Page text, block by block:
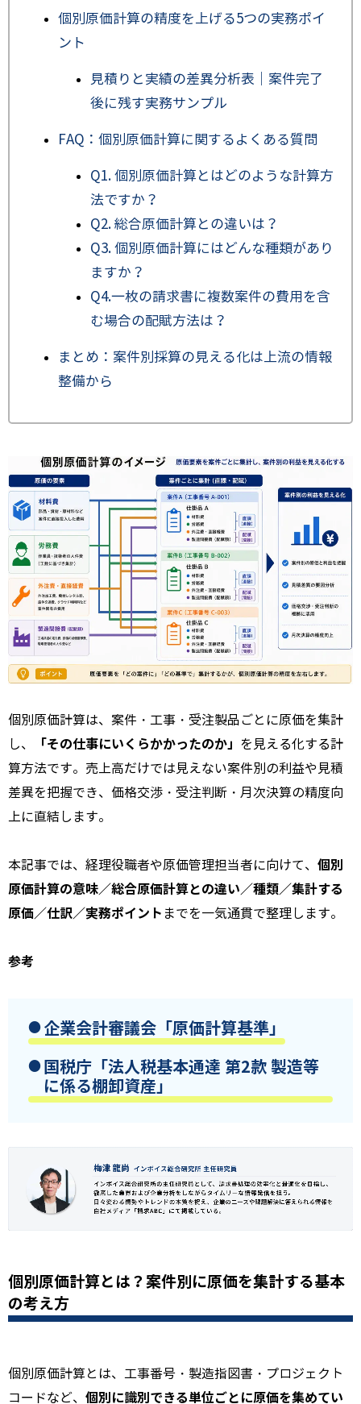
個別原価計算の精度を上げる5つの実務ポイ
ント
見積りと実績の差異分析表｜案件完了
後に残す実務サンプル
FAQ：個別原価計算に関するよくある質問
Q1. 個別原価計算とはどのような計算方
法ですか？
Q2. 総合原価計算との違いは？
Q3. 個別原価計算にはどんな種類があり
ますか？
Q4.一枚の請求書に複数案件の費用を含
む場合の配賦方法は？
まとめ：案件別採算の見える化は上流の情報
整備から
個別原価計算は、案件・工事・受注製品ごとに原価を集計
し、
「その仕事にいくらかかったのか」
を見える化する計
算方法です。売上高だけでは見えない案件別の利益や見積
差異を把握でき、価格交渉・受注判断・月次決算の精度向
上に直結します。
本記事では、経理役職者や原価管理担当者に向けて、 個別
原価計算の意味／総合原価計算との違い／種類／集計する
原価／仕訳／実務ポイント までを一気通貫で整理します。
参考
企業会計審議会「原価計算基準」
国税庁「法人税基本通達 第2款 製造等
に係る棚卸資産」
個別原価計算とは？案件別に原価を集計する基本
の考え方
個別原価計算とは、工事番号・製造指図書・プロジェクト
コードなど、 個別に識別できる単位ごとに原価を集めてい